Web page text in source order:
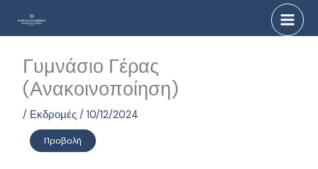
Γυμνάσιο Γέρας
(Ανακοινοποίηση)
/ Εκδρομές /10/12/2024
Προβολή